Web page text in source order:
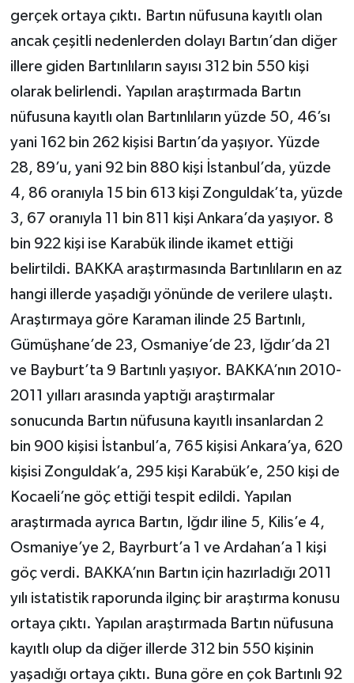
gerçek ortaya çıktı. Bartın nüfusuna kayıtlı olan
ancak çeşitli nedenlerden dolayı Bartın’dan diğer
illere giden Bartınlıların sayısı 312 bin 550 kişi
olarak belirlendi. Yapılan araştırmada Bartın
nüfusuna kayıtlı olan Bartınlıların yüzde 50, 46’sı
yani 162 bin 262 kişisi Bartın’da yaşıyor. Yüzde
28, 89’u, yani 92 bin 880 kişi İstanbul’da, yüzde
4, 86 oranıyla 15 bin 613 kişi Zonguldak’ta, yüzde
3, 67 oranıyla 11 bin 811 kişi Ankara’da yaşıyor. 8
bin 922 kişi ise Karabük ilinde ikamet ettiği
belirtildi. BAKKA araştırmasında Bartınlıların en az
hangi illerde yaşadığı yönünde de verilere ulaştı.
Araştırmaya göre Karaman ilinde 25 Bartınlı,
Gümüşhane’de 23, Osmaniye’de 23, Iğdır’da 21
ve Bayburt’ta 9 Bartınlı yaşıyor. BAKKA’nın 2010-
2011 yılları arasında yaptığı araştırmalar
sonucunda Bartın nüfusuna kayıtlı insanlardan 2
bin 900 kişisi İstanbul’a, 765 kişisi Ankara’ya, 620
kişisi Zonguldak’a, 295 kişi Karabük’e, 250 kişi de
Kocaeli’ne göç ettiği tespit edildi. Yapılan
araştırmada ayrıca Bartın, Iğdır iline 5, Kilis’e 4,
Osmaniye’ye 2, Bayrburt’a 1 ve Ardahan’a 1 kişi
göç verdi. BAKKA’nın Bartın için hazırladığı 2011
yılı istatistik raporunda ilginç bir araştırma konusu
ortaya çıktı. Yapılan araştırmada Bartın nüfusuna
kayıtlı olup da diğer illerde 312 bin 550 kişinin
yaşadığı ortaya çıktı. Buna göre en çok Bartınlı 92